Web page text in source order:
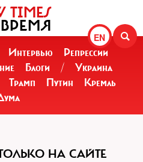
EN
TIMES
Интервью
Репрессии
Блоги /
Украина
Трамп Путин
Кремль
НА САЙТЕ